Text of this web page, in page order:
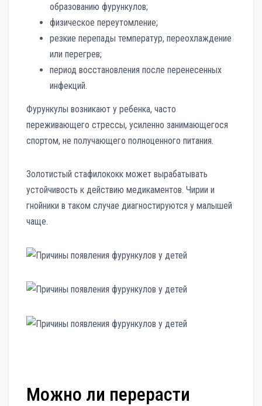
образованию фурункулов;
физическое переутомление;
резкие перепады температур, переохлаждение
или перегрев;
период восстановления после перенесенных
инфекций.
Фурункулы возникают у ребенка, часто
переживающего стрессы, усиленно занимающегося
спортом, не получающего полноценного питания.
Золотистый стафилококк может вырабатывать
устойчивость к действию медикаментов. Чирии и
гнойники в таком случае диагностируются у малышей
чаще.
Можно ли перерасти